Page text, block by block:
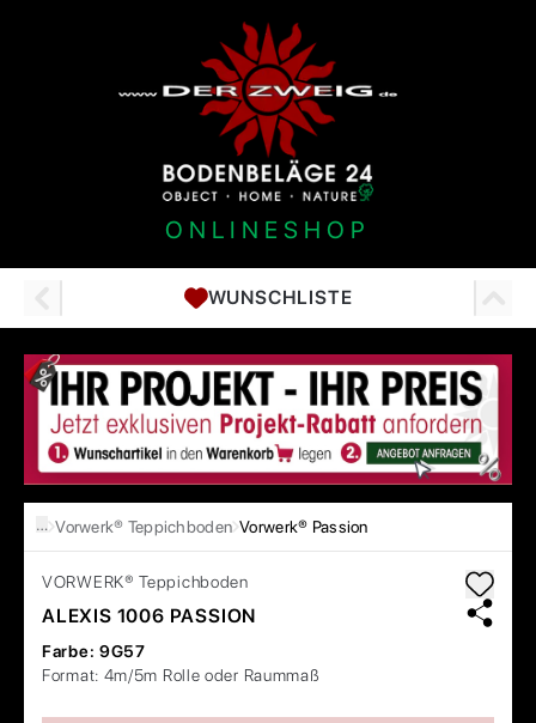
ONLINESHOP
WUNSCHLISTE
… Vorwerk® Teppichboden Vorwerk® Passion
VORWERK® Teppichboden
ALEXIS 1006 PASSION
Farbe: 9G57
Format: 4m/5m Rolle oder Raummaß